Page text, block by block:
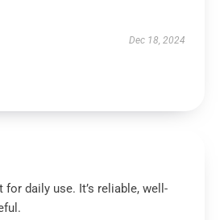
Dec 18, 2024
daily use. It’s reliable, well-